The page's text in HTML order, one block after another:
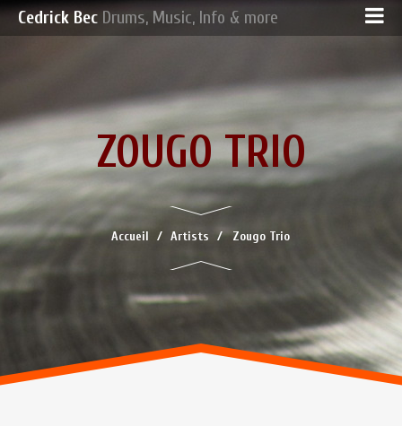
Cedrick Bec Drums, Music, Info & more
ZOUGO TRIO
Accueil Artists Zougo Trio